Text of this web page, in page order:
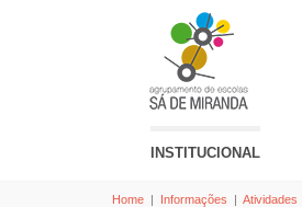
INSTITUCIONAL
Home | Informações | Atividades